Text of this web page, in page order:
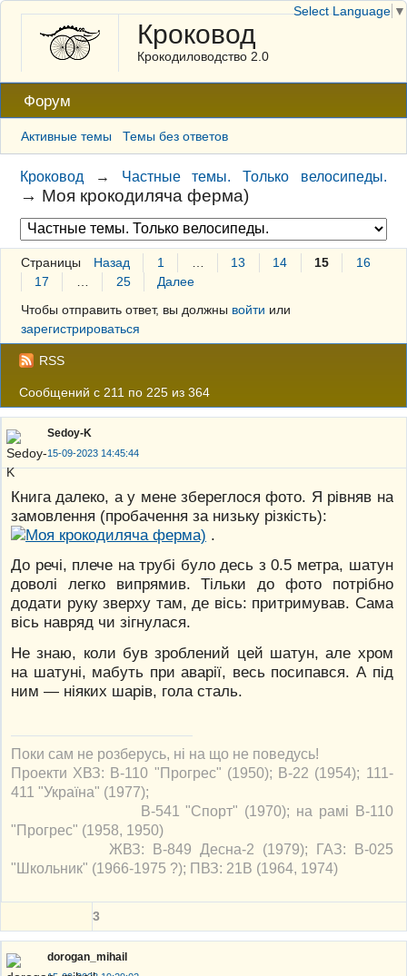
Кроковод
Крокодиловодство 2.0
Форум
Активные темы Темы без ответов
Кроковод → Частные темы. Только велосипеды.
→ Моя крокодиляча ферма)
Страницы Назад 1 13 14 15
16
17
25
Далее
Чтобы отправить ответ, вы должны войти или
зарегистрироваться
RSS
Сообщений с 211 по 225 из 364
Sedoy-K
15-09-2023 14:45:44
Книга далеко, а у мене збереглося фото. Я рівняв на
замовлення (пробачення за низьку різкість):
.
До речі, плече на трубі було десь з 0.5 метра, шатун
доволі легко випрямив. Тільки до фото потрібно
додати руку зверху там, де вісь: притримував. Сама
вісь навряд чи зігнулася.
Не знаю, коли був зроблений цей шатун, але хром
на шатуні, мабуть при аварії, весь посипався. А під
ним — ніяких шарів, гола сталь.
Поки сам не розберусь, ні на що не поведусь!
Проекти ХВЗ: В-110 "Прогрес" (1950); В-22 (1954); 111-
411 "Україна" (1977);
В-541 "Спорт" (1970); на рамі В-110
"Прогрес" (1958, 1950)
ЖВЗ: В-849 Десна-2 (1979); ГАЗ: В-025
"Школьник" (1966-1975 ?); ПВЗ: 21В (1964, 1974)
3
dorogan_mihail
Select Language ▼